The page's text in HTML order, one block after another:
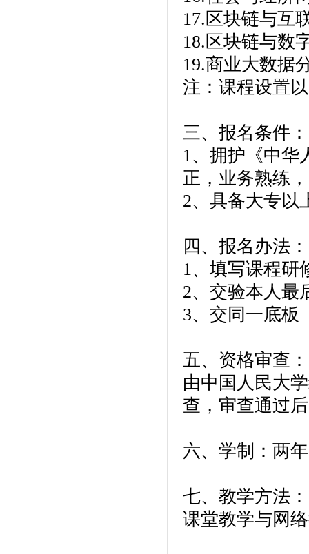
17.区块链与互
18.区块链与数
19.商业大数据
注：课程设置
三、报名条件：
1、拥护《中华
正，业务熟练
2、具备大专以
四、报名办法：
1、填写课程研
2、交验本人最
3、交同一底板
五、资格审查：
由中国人民大
查，审查通过
六、学制：两年
七、教学方法：
课堂教学与网